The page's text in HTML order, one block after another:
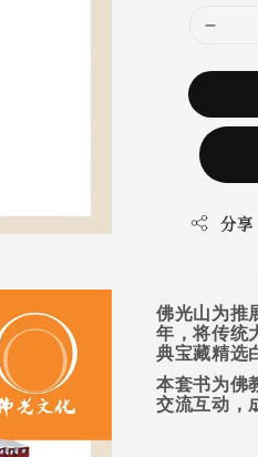
分享
佛光山为推
年，将传统
典宝藏精选
本套书为佛
交流互动，